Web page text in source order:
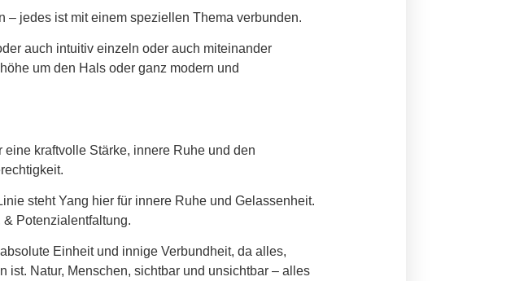
– jedes ist mit einem speziellen Thema verbunden.
auch intuitiv einzeln oder auch miteinander
um den Hals oder ganz modern und
kraftvolle Stärke, innere Ruhe und den
steht Yang hier für innere Ruhe und Gelassenheit.
& Potenzialentfaltung.
Einheit und innige Verbundheit, da alles,
Natur, Menschen, sichtbar und unsichtbar – alles